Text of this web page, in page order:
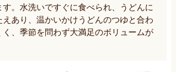
。水洗いですぐに食べられ、うどんに
あり、温かいかけうどんのつゆと合わ
、季節を問わず大満足のボリュームが